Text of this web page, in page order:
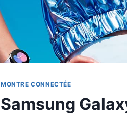
MONTRE CONNECTÉE
Samsung